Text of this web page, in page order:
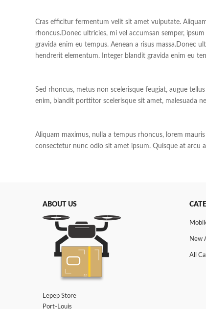
Cras efficitur fermentum velit sit amet vulputate.
rhoncus.Donec ultricies, mi vel accumsan semper,
gravida enim eu tempus. Aenean a risus massa.Donec
hendrerit elementum. Integer blandit gravida enim eu
Sed rhoncus, metus non scelerisque feugiat, augue
enim, blandit porttitor scelerisque sit amet, malesuada
Aliquam maximus, nulla a tempus rhoncus, lorem
consectetur nunc odio sit amet ipsum. Quisque at arcu
ABOUT US
Lepep Store
Port-Louis
New
All